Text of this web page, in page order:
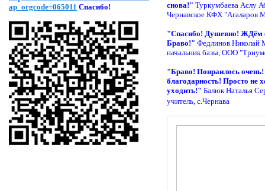
ap_orgcode=065011 Спасибо!
снова!" Туркумбаева Аслу
Чернавское КФХ "Агаларов
"Спасибо! Душевно! ЖДём
Браво!" Федлинов Николай
начальник базы, ООО
"Браво! Понраилось
благодарность! Просто не
уходить!" Балюк Наталья
учитель, с.Чернава